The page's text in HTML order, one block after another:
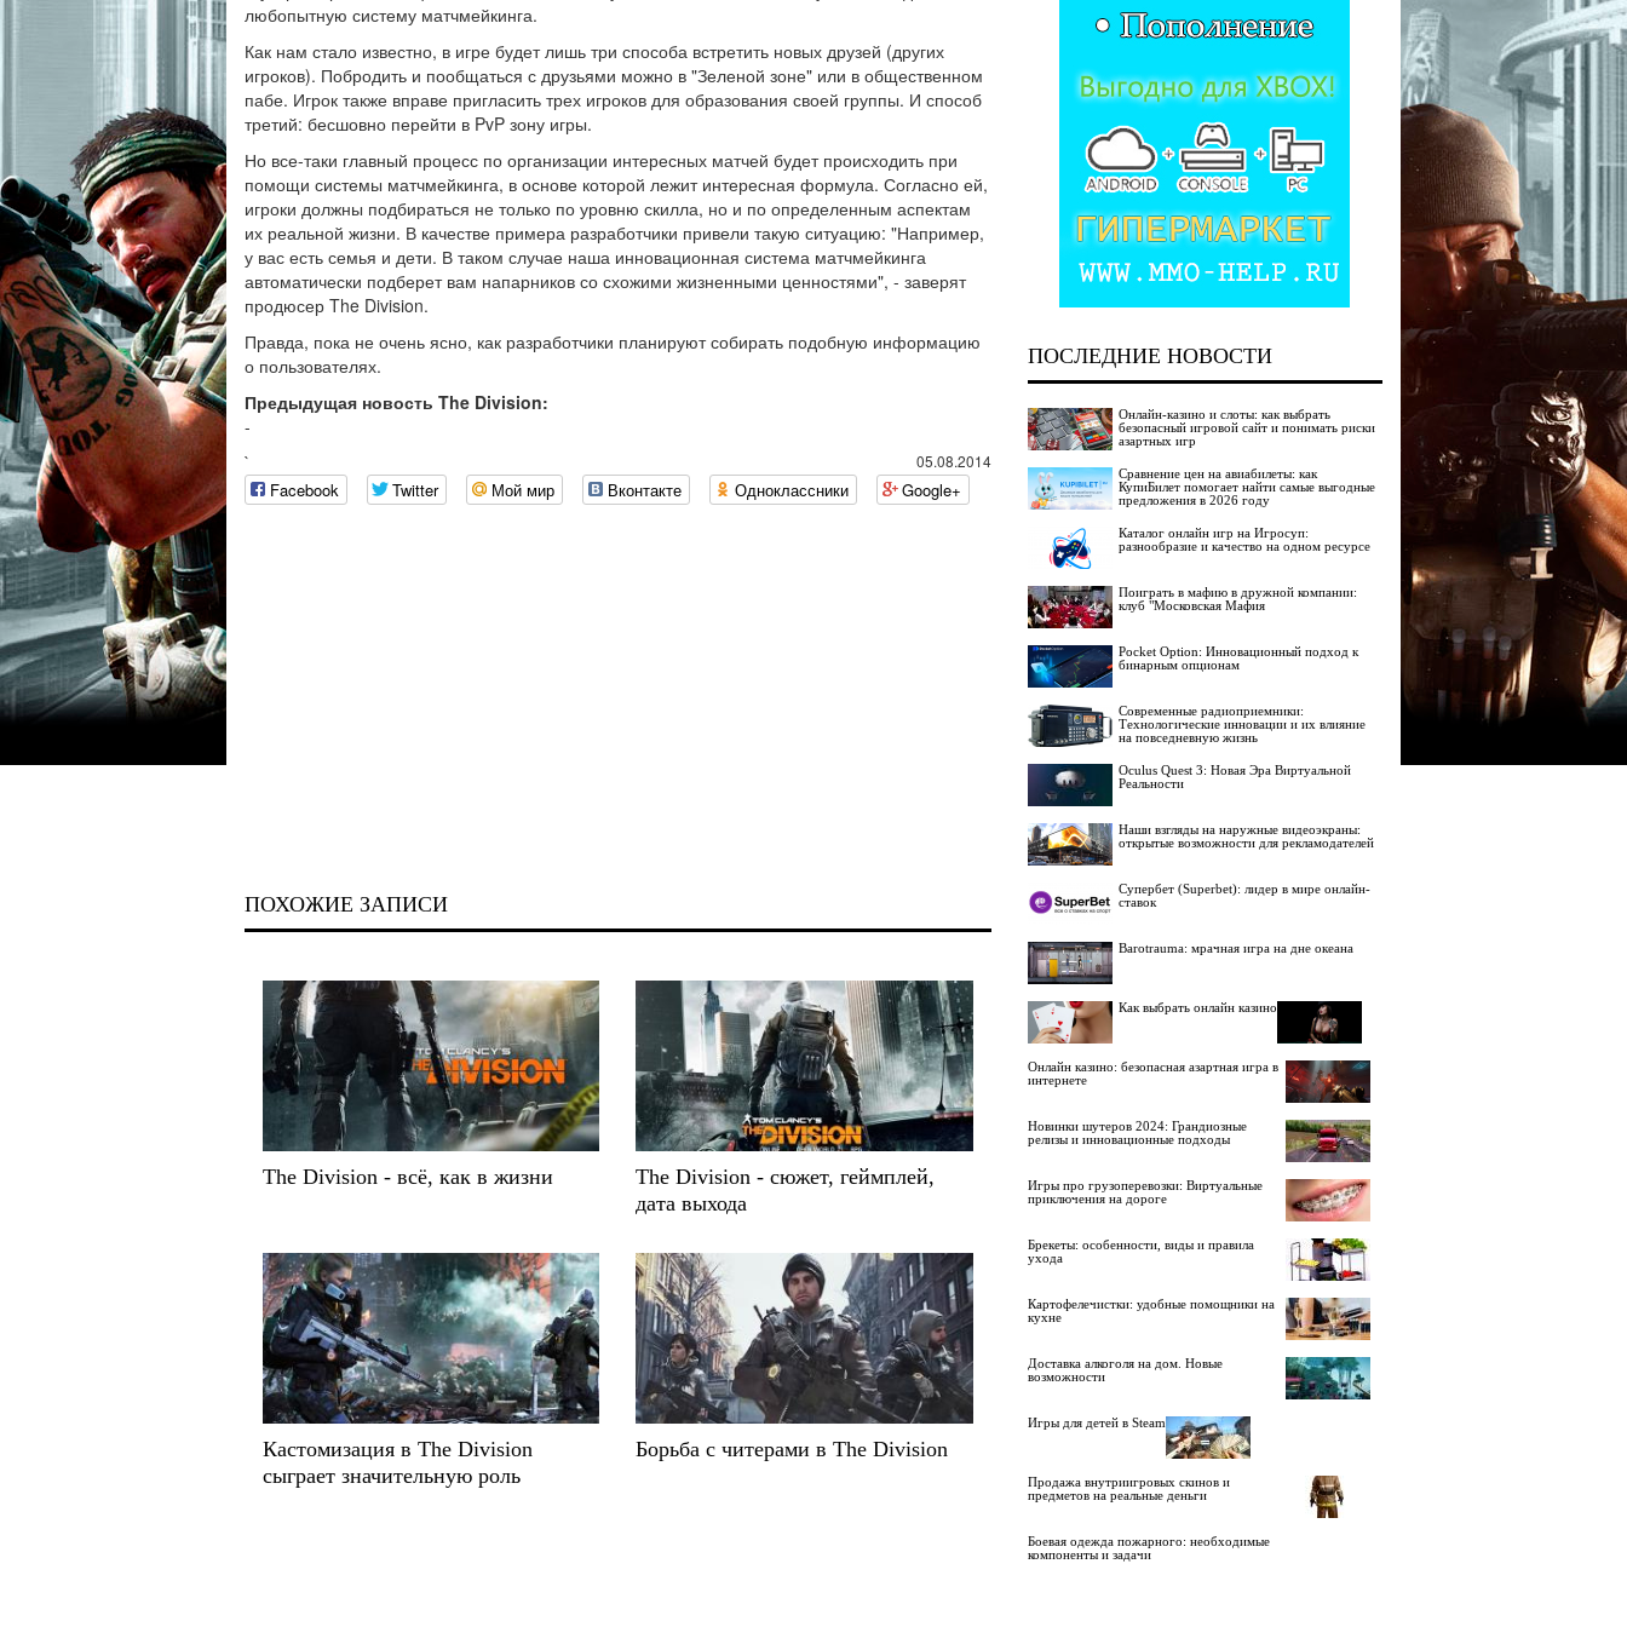
любопытную систему матчмейкинга.
Как нам стало известно, в игре будет лишь три способа встретить новых друзей (других
игроков). Побродить и пообщаться с друзьями можно в "Зеленой зоне" или в общественном
пабе. Игрок также вправе пригласить трех игроков для образования своей группы. И способ
третий: бесшовно перейти в PvP зону игры.
Но все-таки главный процесс по организации интересных матчей будет происходить при
помощи системы матчмейкинга, в основе которой лежит интересная формула. Согласно ей,
игроки должны подбираться не только по уровню скилла, но и по определенным аспектам
их реальной жизни. В качестве примера разработчики привели такую ситуацию: "Например,
у вас есть семья и дети. В таком случае наша инновационная система матчмейкинга
автоматически подберет вам напарников со схожими жизненными ценностями", - заверят
продюсер The Division.
Правда, пока не очень ясно, как разработчики планируют собирать подобную информацию
о пользователях.
Предыдущая новость The Division:
-
05.08.2014
`
Facebook Twitter Мой мир Вконтакте Одноклассники Google+
ПОХОЖИЕ ЗАПИСИ
The Division - всё, как в жизни
The Division - сюжет, геймплей,
дата выхода
Кастомизация в The Division
сыграет значительную роль
Борьба с читерами в The Division
ПОСЛЕДНИЕ НОВОСТИ
Онлайн-казино и слоты: как выбрать
безопасный игровой сайт и понимать риски
азартных игр
Сравнение цен на авиабилеты: как
КупиБилет помогает найти самые выгодные
предложения в 2026 году
Каталог онлайн игр на Игросуп:
разнообразие и качество на одном ресурсе
Поиграть в мафию в дружной компании:
клуб "Московская Мафия
Pocket Option: Инновационный подход к
бинарным опционам
Современные радиоприемники:
Технологические инновации и их влияние
на повседневную жизнь
Oculus Quest 3: Новая Эра Виртуальной
Реальности
Наши взгляды на наружные видеоэкраны:
открытые возможности для рекламодателей
Супербет (Superbet): лидер в мире онлайн-
ставок
Barotrauma: мрачная игра на дне океана
Как выбрать онлайн казино
Онлайн казино: безопасная азартная игра в
интернете
Новинки шутеров 2024: Грандиозные
релизы и инновационные подходы
Игры про грузоперевозки: Виртуальные
приключения на дороге
Брекеты: особенности, виды и правила
ухода
Картофелечистки: удобные помощники на
кухне
Доставка алкоголя на дом. Новые
возможности
Игры для детей в Steam
Продажа внутриигровых скинов и
предметов на реальные деньги
Боевая одежда пожарного: необходимые
компоненты и задачи